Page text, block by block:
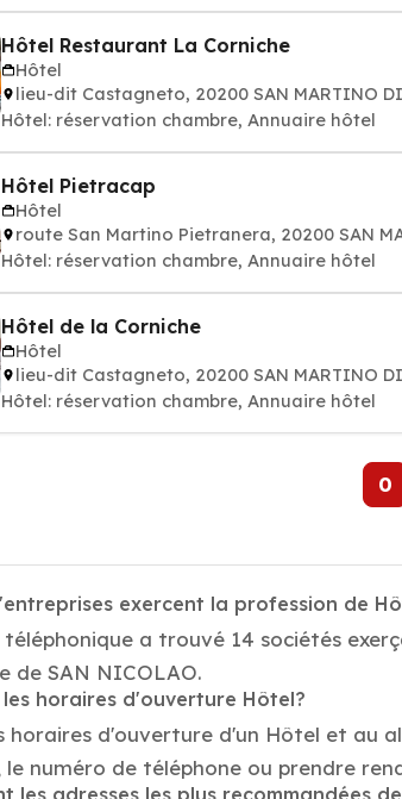
Hôtel Restaurant La Corniche
Hôtel
lieu-dit Castagneto, 20200 SAN MARTINO
Hôtel: réservation chambre, Annuaire hôtel
Hôtel Pietracap
Hôtel
route San Martino Pietranera, 20200 SAN
Hôtel: réservation chambre, Annuaire hôtel
Hôtel de la Corniche
Hôtel
lieu-dit Castagneto, 20200 SAN MARTINO
Hôtel: réservation chambre, Annuaire hôtel
0
exercent la profession de
téléphonique a trouvé 14 sociétés
de SAN NICOLAO.
les horaires d'ouverture Hôtel?
horaires d'ouverture d'un Hôtel et au
le numéro de téléphone ou prendre
les adresses les plus recommandées